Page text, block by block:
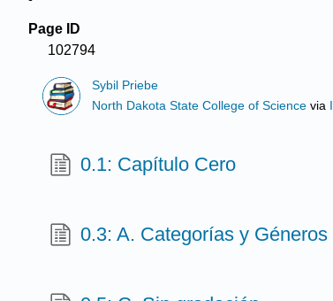
Page ID
102794
Sybil Priebe
North Dakota State College of Science via
0.1: Capítulo Cero
0.3: A. Categorías y Géneros